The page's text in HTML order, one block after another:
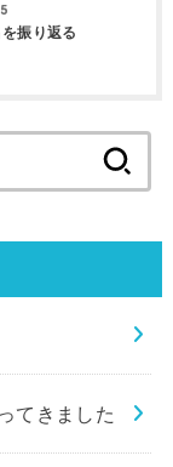
振り返る
てきました